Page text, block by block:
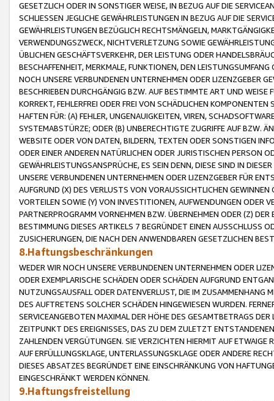
GESETZLICH ODER IN SONSTIGER WEISE, IN BEZUG AUF DIE
SCHLIESSEN JEGLICHE GEWÄHRLEISTUNGEN IN BEZUG AUF DIE
GEWÄHRLEISTUNGEN BEZÜGLICH RECHTSMÄNGELN,
VERWENDUNGSZWECK, NICHTVERLETZUNG SOWIE
ÜBLICHEN GESCHÄFTSVERKEHR, DER LEISTUNG ODER
BESCHAFFENHEIT, MERKMALE, FUNKTIONEN, DEN
NOCH UNSERE VERBUNDENEN UNTERNEHMEN ODER LIZENZGEBER
BESCHRIEBEN DURCHGÄNGIG BZW. AUF BESTIMMTE ART UND
KORREKT, FEHLERFREI ODER FREI VON SCHÄDLICHEN
HAFTEN FÜR: (A) FEHLER, UNGENAUIGKEITEN, VIREN,
SYSTEMABSTÜRZE; ODER (B) UNBERECHTIGTE ZUGRIFFE AUF BZW.
WEBSITE ODER VON DATEN, BILDERN, TEXTEN ODER SONSTIGEN
ODER EINER ANDEREN NATÜRLICHEN ODER JURISTISCHEN PERSON
GEWÄHRLEISTUNGSANSPRÜCHE, ES SEIN DENN, DIESE SIND IN
UNSERE VERBUNDENEN UNTERNEHMEN ODER LIZENZGEBER FÜR
AUFGRUND (X) DES VERLUSTS VON VORAUSSICHTLICHEN
VORTEILEN SOWIE (Y) VON INVESTITIONEN, AUFWENDUNGEN ODER
PARTNERPROGRAMM VORNEHMEN BZW. ÜBERNEHMEN ODER (Z)
BESTIMMUNG DIESES ARTIKELS 7 BEGRÜNDET EINEN AUSSCHLUSS
ZUSICHERUNGEN, DIE NACH DEN ANWENDBAREN GESETZLICHEN
8.Haftungsbeschränkungen
WEDER WIR NOCH UNSERE VERBUNDENEN UNTERNEHMEN ODER
ODER EXEMPLARISCHE SCHÄDEN ODER SCHÄDEN AUFGRUND
NUTZUNGSAUSFALL ODER DATENVERLUST, DIE IM ZUSAMMENHANG
DES AUFTRETENS SOLCHER SCHÄDEN HINGEWIESEN WURDEN.
SERVICEANGEBOTEN MAXIMAL DER HÖHE DES GESAMTBETRAGS
ZEITPUNKT DES EREIGNISSES, DAS ZU DEM ZULETZT
ZAHLENDEN VERGÜTUNGEN. SIE VERZICHTEN HIERMIT AUF
AUF ERFÜLLUNGSKLAGE, UNTERLASSUNGSKLAGE ODER ANDERE
DIESES ABSATZES BEGRÜNDET EINE EINSCHRÄNKUNG VON
EINGESCHRÄNKT WERDEN KÖNNEN.
9.Haftungsfreistellung